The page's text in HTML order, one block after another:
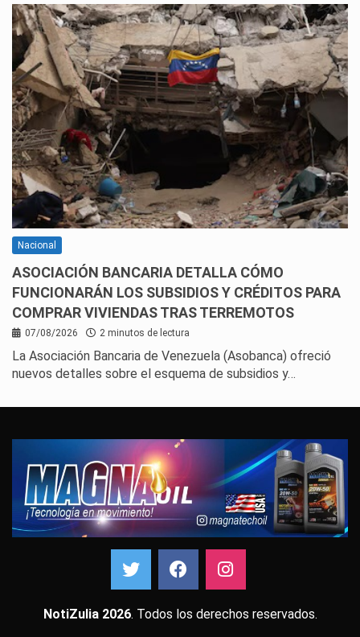
Nacional
ASOCIACIÓN BANCARIA DETALLA CÓMO
FUNCIONARÁN LOS SUBSIDIOS Y CRÉDITOS PARA
COMPRAR VIVIENDAS TRAS TERREMOTOS
07/08/2026 2 minutos de lectura
La Asociación Bancaria de Venezuela (Asobanca) ofreció
nuevos detalles sobre el esquema de subsidios y…
NotiZulia 2026. Todos los derechos reservados.